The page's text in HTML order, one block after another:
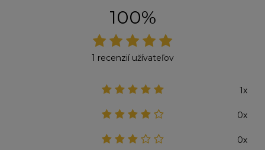
100%
1 recenzií užívateľov
1x
0x
0x